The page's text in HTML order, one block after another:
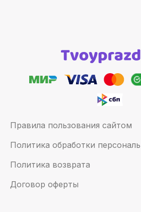
Правила пользования сайтом
Политика обработки
Политика возврата
Договор оферты